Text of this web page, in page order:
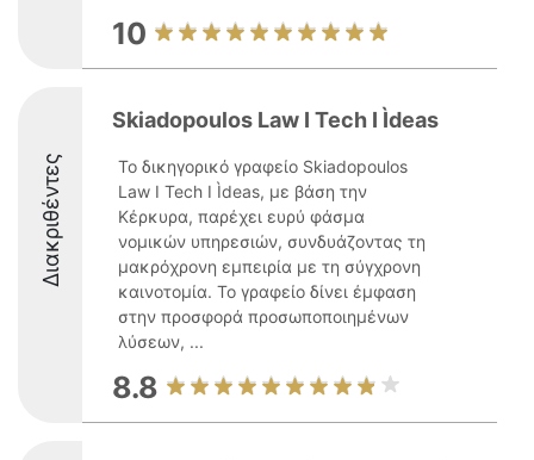
10
Διακριθέντες
Skiadopoulos Law I Tech I Ìdeas
Το δικηγορικό γραφείο Skiadopoulos
Law I Tech I Ìdeas, με βάση την
Κέρκυρα, παρέχει ευρύ φάσμα
νομικών υπηρεσιών, συνδυάζοντας τη
μακρόχρονη εμπειρία με τη σύγχρονη
καινοτομία. Το γραφείο δίνει έμφαση
στην προσφορά προσωποποιημένων
λύσεων, ...
8.8